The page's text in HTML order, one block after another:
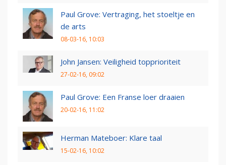
Paul Grove: Vertraging, het stoeltje en
de arts
08-03-16, 10:03
John Jansen: Veiligheid topprioriteit
27-02-16, 09:02
Paul Grove: Een Franse loer draaien
20-02-16, 11:02
Herman Mateboer: Klare taal
15-02-16, 10:02